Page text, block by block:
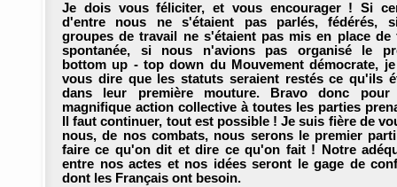
Je dois vous féliciter, et vous encourager ! Si
d'entre nous ne s'étaient pas parlés, fédérés,
groupes de travail ne s'étaient pas mis en place de
spontanée, si nous n'avions pas organisé le
bottom up - top down du Mouvement démocrate,
vous dire que les statuts seraient restés ce qu'ils
dans leur première mouture. Bravo donc pour
magnifique action collective à toutes les parties
Il faut continuer, tout est possible ! Je suis fière de
nous, de nos combats, nous serons le premier
faire ce qu'on dit et dire ce qu'on fait ! Notre
entre nos actes et nos idées seront le gage de
dont les Français ont besoin.